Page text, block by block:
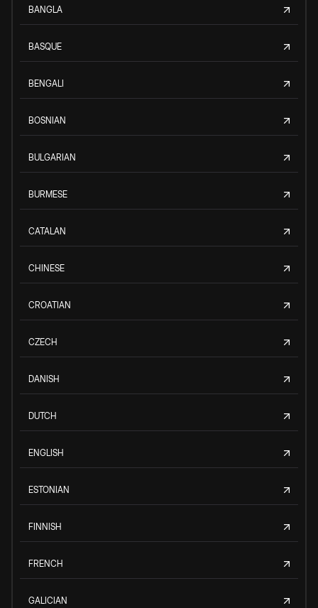
BANGLA
BASQUE
BENGALI
BOSNIAN
BULGARIAN
BURMESE
CATALAN
CHINESE
CROATIAN
CZECH
DANISH
DUTCH
ENGLISH
ESTONIAN
FINNISH
FRENCH
GALICIAN